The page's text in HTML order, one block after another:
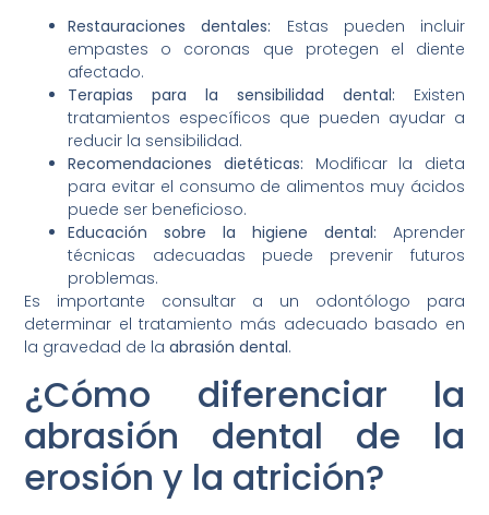
Restauraciones dentales: Estas pueden incluir
empastes o coronas que protegen el diente
afectado.
Terapias para la sensibilidad dental: Existen
tratamientos específicos que pueden ayudar a
reducir la sensibilidad.
Recomendaciones dietéticas: Modificar la dieta
para evitar el consumo de alimentos muy ácidos
puede ser beneficioso.
Educación sobre la higiene dental: Aprender
técnicas adecuadas puede prevenir futuros
problemas.
Es importante consultar a un odontólogo para
determinar el tratamiento más adecuado basado en
la gravedad de laabrasión dental.
¿Cómo diferenciar la
abrasión dental de la
erosión y la atrición?